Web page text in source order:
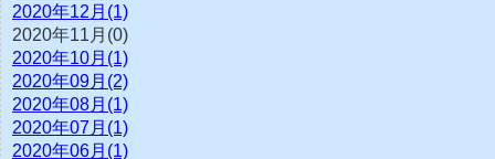
2020年12月(1)
2020年11月(0)
2020年10月(1)
2020年09月(2)
2020年08月(1)
2020年07月(1)
2020年06月(1)